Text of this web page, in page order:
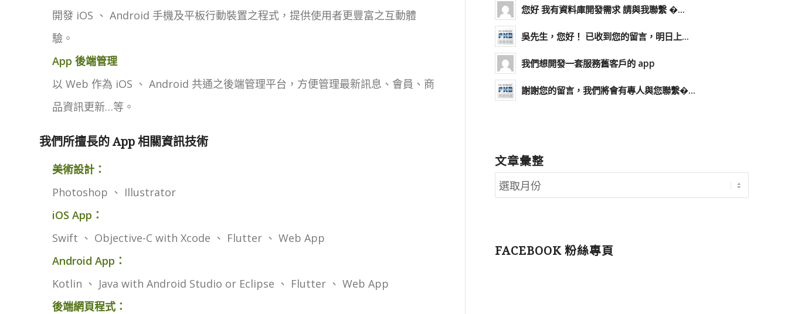
開發 iOS 、 Android 手機及平板行動裝置之程式，提供使用者更豐富之互動體
驗。
App 後端管理
以 Web 作為 iOS 、 Android 共通之後端管理平台，方便管理最新訊息、會員、商
品資訊更新…等。
我們所擅長的 App 相關資訊技術
美術設計：
Photoshop 、 Illustrator
iOS App：
Swift 、 Objective-C with Xcode 、 Flutter 、 Web App
Android App：
Kotlin 、 Java with Android Studio or Eclipse 、 Flutter 、 Web App
後端網頁程式：
您好 我有資料庫開發需求 請與我聯繫 �...
吳先生，您好！ 已收到您的留言，明日上...
我們想開發一套服務舊客戶的 app
謝謝您的留言，我們將會有專人與您聯繫�...
文章彙整
FACEBOOK 粉絲專頁